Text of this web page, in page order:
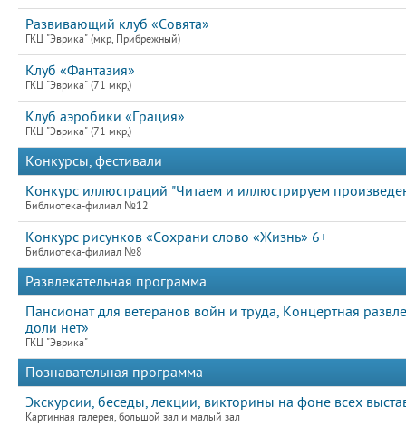
Развивающий клуб «Совята»
ГКЦ "Эврика" (мкр, Прибрежный)
Клуб «Фантазия»
ГКЦ "Эврика" (71 мкр,)
Клуб аэробики «Грация»
ГКЦ "Эврика" (71 мкр,)
Конкурсы, фестивали
Конкурс иллюстраций "Читаем и иллюстрируем
Библиотека-филиал №12
Конкурс рисунков «Сохрани слово «Жизнь» 6+
Библиотека-филиал №8
Развлекательная программа
Пансионат для ветеранов войн и труда, Концертная
доли нет»
ГКЦ "Эврика"
Познавательная программа
Экскурсии, беседы, лекции, викторины на фоне всех
Картинная галерея, большой зал и малый зал